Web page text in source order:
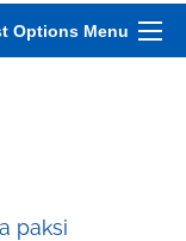
Options Menu
paksi